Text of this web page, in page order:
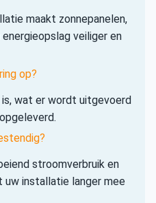
maakt zonnepanelen,
veiliger en
op?
wat er wordt uitgevoerd
stroomverbruik en
installatie langer mee